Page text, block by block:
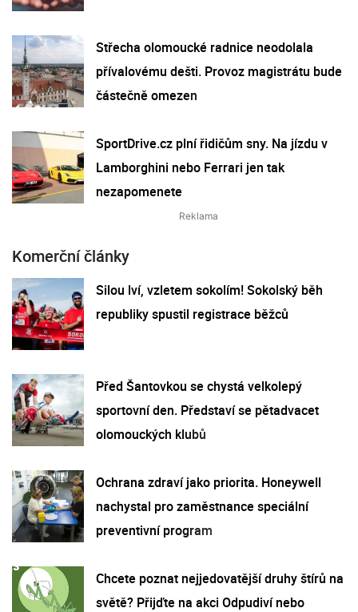
Střecha olomoucké radnice neodolala
přívalovému dešti. Provoz magistrátu bude
částečně omezen
SportDrive.cz plní řidičům sny. Na jízdu v
Lamborghini nebo Ferrari jen tak
nezapomenete
Komerční články
Silou lví, vzletem sokolím! Sokolský běh
republiky spustil registrace běžců
Před Šantovkou se chystá velkolepý
sportovní den. Představí se pětadvacet
olomouckých klubů
Ochrana zdraví jako priorita. Honeywell
nachystal pro zaměstnance speciální
preventivní program
Chcete poznat nejjedovatější druhy štírů na
světě? Přijďte na akci Odpudiví nebo